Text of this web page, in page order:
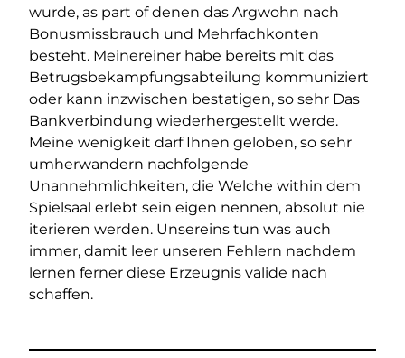
wurde, as part of denen das Argwohn nach
Bonusmissbrauch und Mehrfachkonten
besteht. Meinereiner habe bereits mit das
Betrugsbekampfungsabteilung kommuniziert
oder kann inzwischen bestatigen, so sehr Das
Bankverbindung wiederhergestellt werde.
Meine wenigkeit darf Ihnen geloben, so sehr
umherwandern nachfolgende
Unannehmlichkeiten, die Welche within dem
Spielsaal erlebt sein eigen nennen, absolut nie
iterieren werden. Unsereins tun was auch
immer, damit leer unseren Fehlern nachdem
lernen ferner diese Erzeugnis valide nach
schaffen.